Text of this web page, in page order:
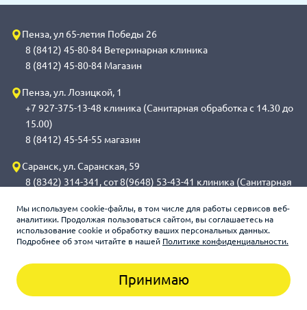
Мы используем cookie-файлы, в том числе для работы сервисов веб-
аналитики. Продолжая пользоваться сайтом, вы соглашаетесь на
использование cookie и обработку ваших персональных данных.
Подробнее об этом читайте в нашей Политике конфиденциальности.
Принимаю
Пенза, ул 65-летия Победы 26
8 (8412) 45-80-84 Ветеринарная клиника
8 (8412) 45-80-84 Магазин
Пенза, ул. Лозицкой, 1
+7 927-375-13-48 клиника (Санитарная обработка с 14.30 до
15.00)
8 (8412) 45-54-55 магазин
Саранск, ул. Саранская, 59
8 (8342) 314-341, сот 8(9648) 53-43-41 клиника (Санитарная
8 (8342) 272-275 магазин
Зооцентр «Счастливый слон», 2026